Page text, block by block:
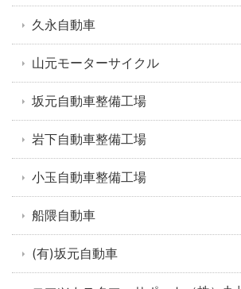
久永自動車
山元モーターサイクル
坂元自動車整備工場
岩下自動車整備工場
小玉自動車整備工場
船隈自動車
(有)坂元自動車